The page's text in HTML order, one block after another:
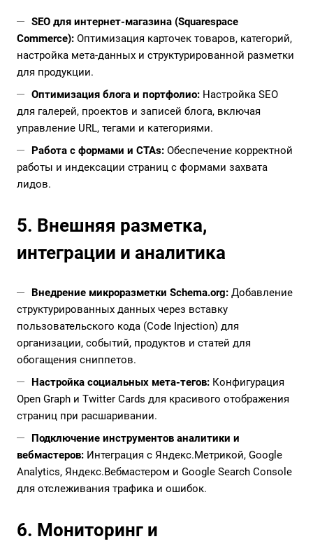
SEO для интернет-магазина (Squarespace
Commerce): Оптимизация карточек товаров, категорий,
настройка мета-данных и структурированной разметки
для продукции.
Оптимизация блога и портфолио: Настройка SEO
для галерей, проектов и записей блога, включая
управление URL, тегами и категориями.
Работа с формами и CTAs: Обеспечение корректной
работы и индексации страниц с формами захвата
лидов.
5. Внешняя разметка,
интеграции и аналитика
Внедрение микроразметки Schema.org: Добавление
структурированных данных через вставку
пользовательского кода (Code Injection) для
организации, событий, продуктов и статей для
обогащения сниппетов.
Настройка социальных мета-тегов: Конфигурация
Open Graph и Twitter Cards для красивого отображения
страниц при расшаривании.
Подключение инструментов аналитики и
вебмастеров: Интеграция с Яндекс.Метрикой, Google
Analytics, Яндекс.Вебмастером и Google Search Console
для отслеживания трафика и ошибок.
6. Мониторинг и